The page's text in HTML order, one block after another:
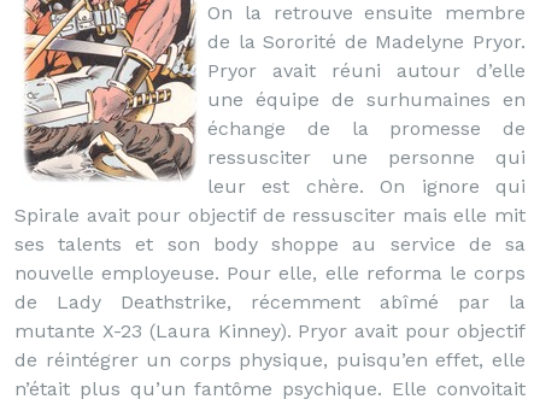
On la retrouve ensuite membre
de la Sororité de Madelyne Pryor.
Pryor avait réuni autour d’elle
une équipe de surhumaines en
échange de la promesse de
ressusciter une personne qui
leur est chère. On ignore qui
Spirale avait pour objectif de ressusciter mais elle mit
ses talents et son body shoppe au service de sa
nouvelle employeuse. Pour elle, elle reforma le corps
de Lady Deathstrike, récemment abîmé par la
mutante X-23 (Laura Kinney). Pryor avait pour objectif
de réintégrer un corps physique, puisqu’en effet, elle
n’était plus qu’un fantôme psychique. Elle convoitait